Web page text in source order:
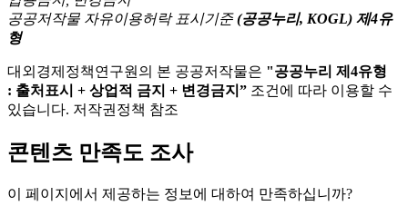
공공저작물 자유이용허락 표시기준 (공공누리, KOGL) 제4유
형
대외경제정책연구원의 본 공공저작물은 "공공누리 제4유형
: 출처표시 + 상업적 금지 + 변경금지” 조건에 따라 이용할 수
있습니다. 저작권정책 참조
콘텐츠 만족도 조사
이 페이지에서 제공하는 정보에 대하여 만족하십니까?